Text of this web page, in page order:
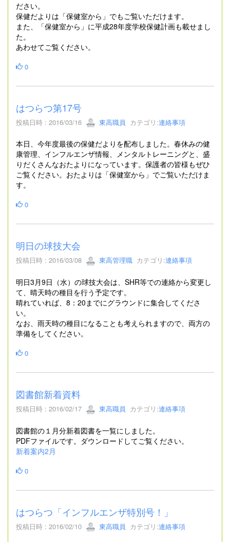
ださい。
保健だよりは「保健室から」でもご覧いただけます。
また、「保健室から」に平成28年度学校保健計画も載せまし
た。
あわせてご覧ください。
0
はつらつ第17号
投稿日時 : 2016/03/16 東高職員 カテゴリ:連絡事項
本日、今年度最後の保健だよりを配布しました。春休みの健
康管理、インフルエンザ情報、メンタルトレーニングと、盛
りだくさんなおたよりになっています。保護者の皆様もぜひ
ご覧ください。おたよりは「保健室から」でご覧いただけま
す。
0
明日の球技大会
投稿日時 : 2016/03/08 東高管理職 カテゴリ:連絡事項
明日3月9日（水）の球技大会は、SHR等での連絡から変更し
て、晴天時の種目を行う予定です。
晴れていれば、8：20までにグラウンドに集合してくださ
い。
なお、雨天時の種目になることも考えられますので、両方の
準備をしてください。
0
図書館新着資料
投稿日時 : 2016/02/17 東高職員 カテゴリ:連絡事項
図書館の１月分新着図書を一覧にしました。
PDFファイルです。ダウンロードしてご覧ください。
新着案内2月
0
はつらつ「インフルエンザ特別号！」
投稿日時 : 2016/02/10 東高職員 カテゴリ:連絡事項